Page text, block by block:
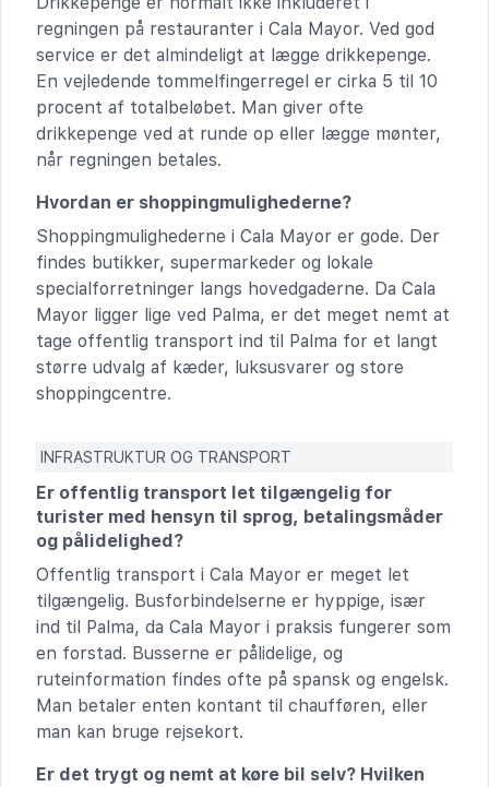
regningen på restauranter i Cala Mayor. Ved god
service er det almindeligt at lægge drikkepenge.
En vejledende tommelfingerregel er cirka 5 til 10
procent af totalbeløbet. Man giver ofte
drikkepenge ved at runde op eller lægge mønter,
når regningen betales.
Hvordan er shoppingmulighederne?
Shoppingmulighederne i Cala Mayor er gode. Der
findes butikker, supermarkeder og lokale
specialforretninger langs hovedgaderne. Da Cala
Mayor ligger lige ved Palma, er det meget nemt at
tage offentlig transport ind til Palma for et langt
større udvalg af kæder, luksusvarer og store
shoppingcentre.
INFRASTRUKTUR OG TRANSPORT
Er offentlig transport let tilgængelig for
turister med hensyn til sprog, betalingsmåder
og pålidelighed?
Offentlig transport i Cala Mayor er meget let
tilgængelig. Busforbindelserne er hyppige, især
ind til Palma, da Cala Mayor i praksis fungerer som
en forstad. Busserne er pålidelige, og
ruteinformation findes ofte på spansk og engelsk.
Man betaler enten kontant til chaufføren, eller
man kan bruge rejsekort.
Er det trygt og nemt at køre bil selv? Hvilken